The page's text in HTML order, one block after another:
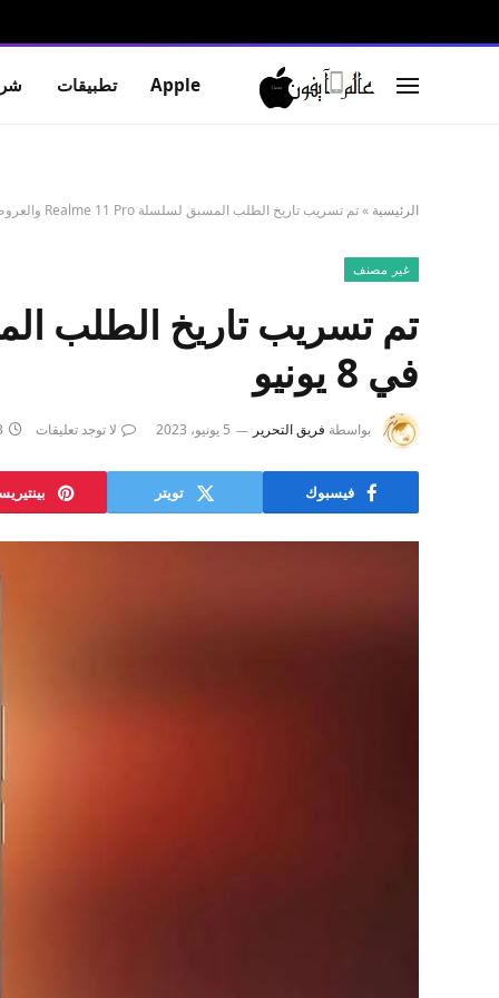
Apple تطبيقات
الرئيسية »تم تسريب تاريخ الطلب المسبق لسلسلة Realme 11 Pro والعروض قبل إطلاق الهند في 8 يونيو
غير مصنف
في 8 يونيو
بواسطة فريق التحرير 5 يونيو، 2023 لا توجد تعليقات 3
فيسبوك تويتر